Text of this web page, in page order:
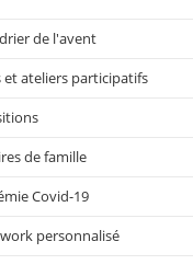
de l'avent
et ateliers participatifs
de famille
Covid-19
personnalisé